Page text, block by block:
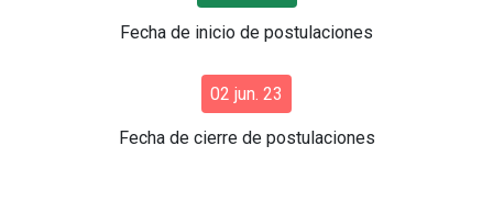
Fecha de inicio de postulaciones
02 jun. 23
Fecha de cierre de postulaciones